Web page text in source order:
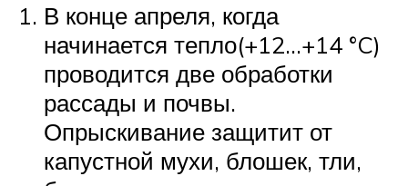
В конце апреля, когда
начинается тепло(+12…+14 °C)
проводится две обработки
рассады и почвы.
Опрыскивание защитит от
капустной мухи, блошек, тли,